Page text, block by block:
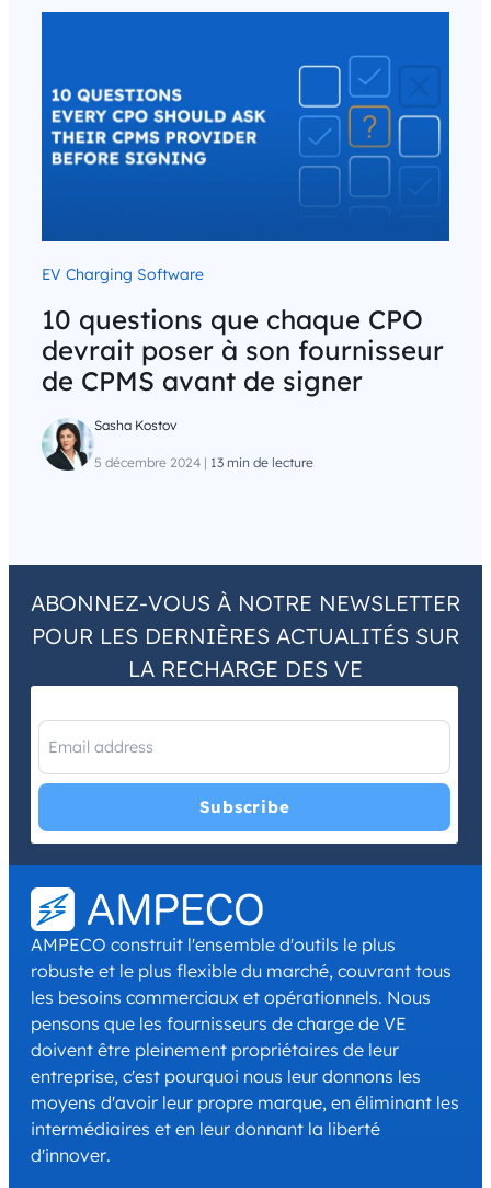
EV Charging Software
10 questions que chaque CPO
devrait poser à son fournisseur
de CPMS avant de signer
Sasha Kostov
5 décembre 2024 | 13 min de lecture
ABONNEZ-VOUS À NOTRE NEWSLETTER
POUR LES DERNIÈRES ACTUALITÉS SUR
LA RECHARGE DES VE
I have read and agree with thePrivacy PolicyandTerms and
Conditions.*
AMPECO construit l'ensemble d'outils le plus
robuste et le plus flexible du marché, couvrant tous
les besoins commerciaux et opérationnels. Nous
pensons que les fournisseurs de charge de VE
doivent être pleinement propriétaires de leur
entreprise, c'est pourquoi nous leur donnons les
moyens d'avoir leur propre marque, en éliminant les
intermédiaires et en leur donnant la liberté
d'innover.